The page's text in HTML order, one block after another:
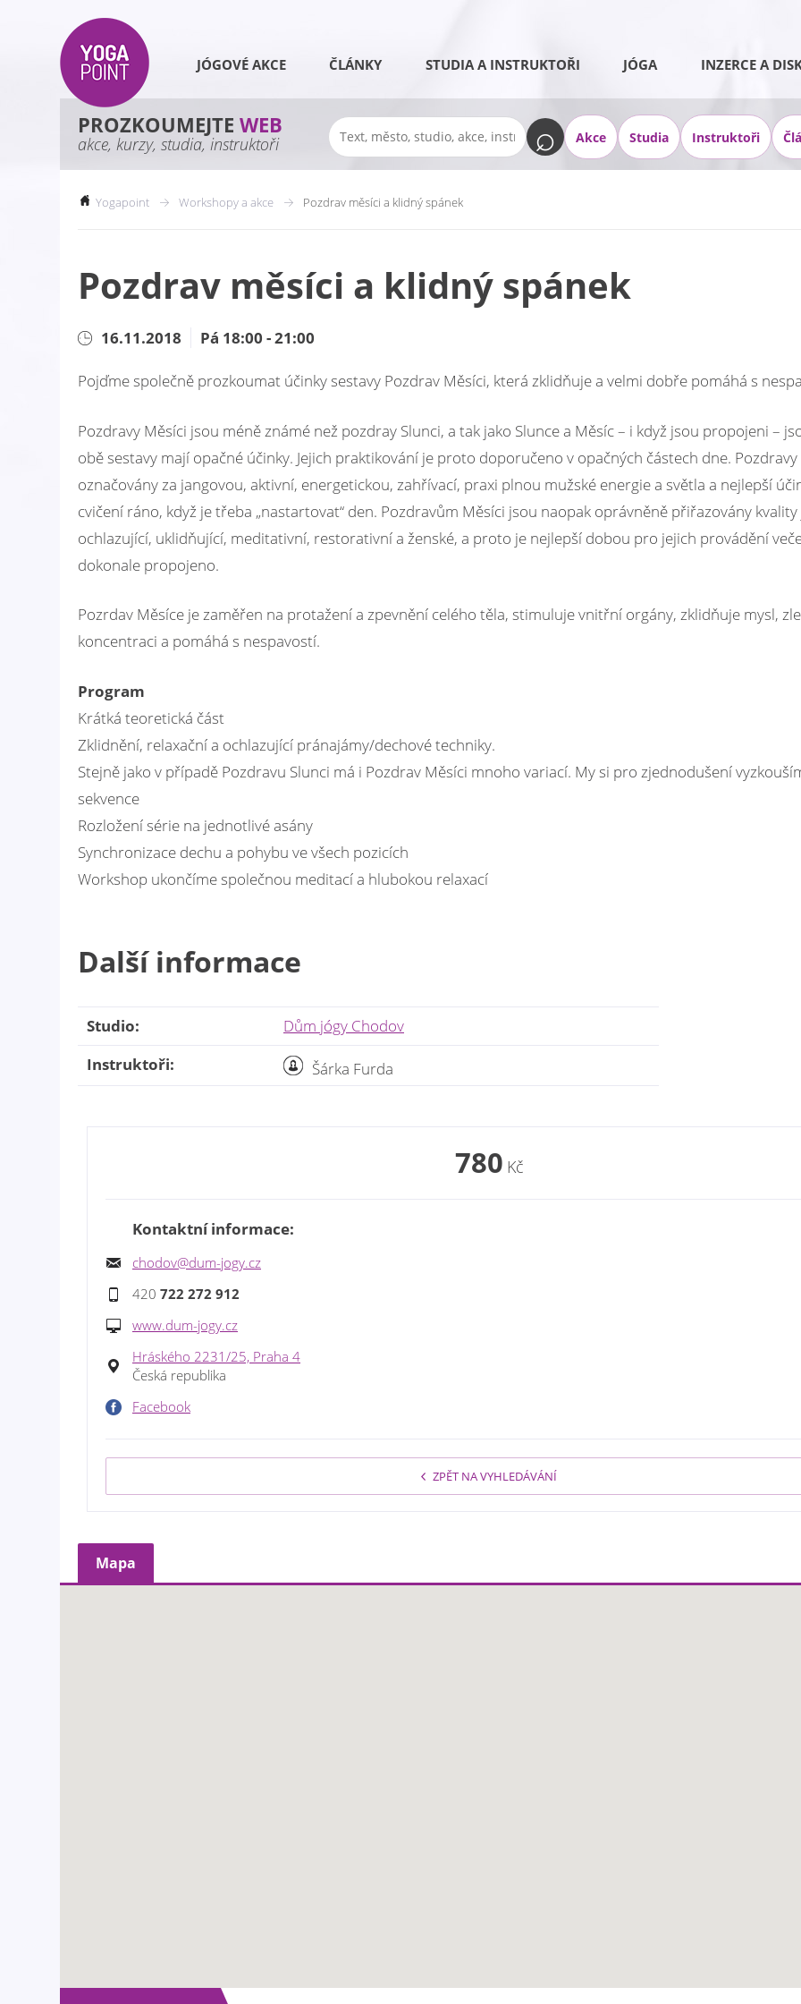
JÓGOVÉ AKCE ČLÁNKY STUDIA A INSTRUKTOŘI JÓGA INZERCE A
PROZKOUMEJTE WEB
akce, kurzy, studia, instruktoři Akce Studia Instruktoři
Yogapoint Workshopy a akce Pozdrav měsíci a klidný spánek
Pozdrav měsíci a klidný spánek
16.11.2018 Pá 18:00 - 21:00
Pojďme společně prozkoumat účinky sestavy Pozdrav Měsíci, která zklidňuje a velmi dobře pomáhá s
Pozdravy Měsíci jsou méně známé než pozdray Slunci, a tak jako Slunce a Měsíc – i když jsou propojeni –
obě sestavy mají opačné účinky. Jejich praktikování je proto doporučeno v opačných částech dne.
označovány za jangovou, aktivní, energetickou, zahřívací, praxi plnou mužské energie a světla a nejlepší
cvičení ráno, když je třeba „nastartovat“ den. Pozdravům Měsíci jsou naopak oprávněně přiřazovány kvality
ochlazující, uklidňující, meditativní, restorativní a ženské, a proto je nejlepší dobou pro jejich provádění
dokonale propojeno.
Pozrdav Měsíce je zaměřen na protažení a zpevnění celého těla, stimuluje vnitřní orgány, zklidňuje mysl,
koncentraci a pomáhá s nespavostí.
Program
Krátká teoretická část
Zklidnění, relaxační a ochlazující pránajámy/dechové techniky.
Stejně jako v případě Pozdravu Slunci má i Pozdrav Měsíci mnoho variací. My si pro zjednodušení
sekvence
Rozložení série na jednotlivé asány
Synchronizace dechu a pohybu ve všech pozicích
Workshop ukončíme společnou meditací a hlubokou relaxací
Další informace
Studio:
Dům jógy Chodov
Instruktoři:
Šárka Furda
780 Kč
Kontaktní informace:
chodov@dum-jogy.cz
420 722 272 912
www.dum-jogy.cz
Hráského 2231/25, Praha 4
Česká republika
Facebook
ZPĚT NA VYHLEDÁVÁNÍ
Mapa